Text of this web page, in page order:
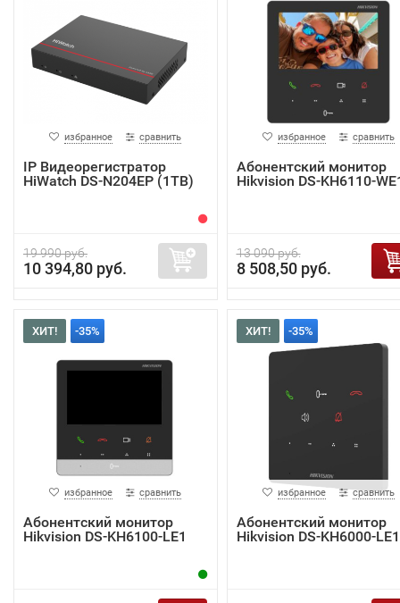
избранное сравнить
IP Видеорегистратор
HiWatch DS-N204EP (1TB)
19 990 руб.
10 394,80 руб.
избранное сравнить
Абонентский монитор
Hikvision DS-KH6110-
13 090 руб.
8 508,50 руб.
ХИТ! -35%
избранное сравнить
Абонентский монитор
Hikvision DS-KH6100-LE1
ХИТ! -35%
избранное сравнить
Абонентский монитор
Hikvision DS-KH6000-LE1